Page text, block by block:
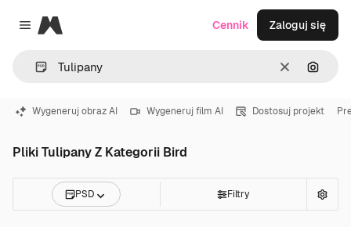
Close menu
Magnific
WyczyśćSzukaj
Cennik Zaloguj się
Wygeneruj obraz AI Wygeneruj film AI Dostosuj projekt
Pliki Tulipany Z Kategorii Bird
PSD Filtry